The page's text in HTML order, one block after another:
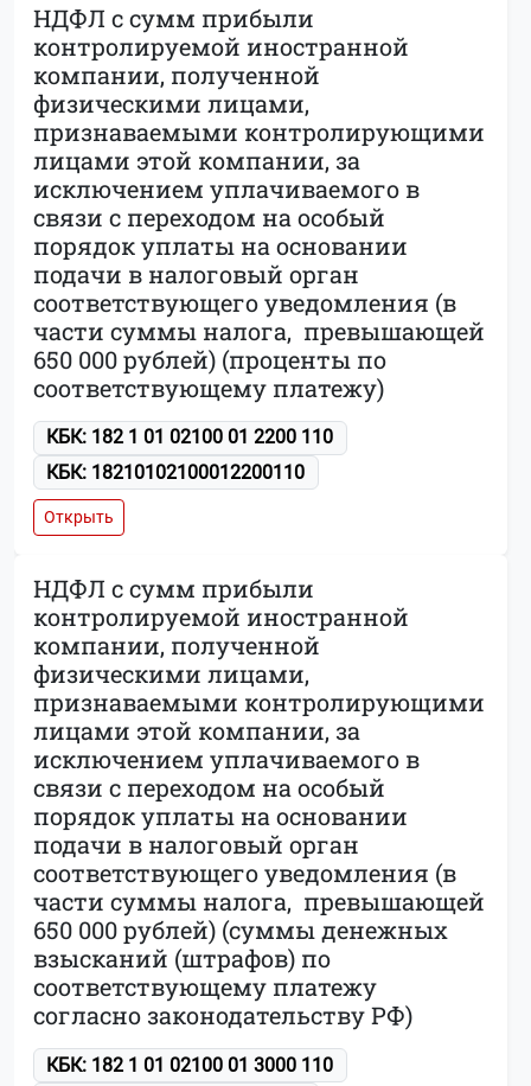
НДФЛ с сумм прибыли
контролируемой иностранной
компании, полученной
физическими лицами,
признаваемыми контролирующими
лицами этой компании, за
исключением уплачиваемого в
связи с переходом на особый
порядок уплаты на основании
подачи в налоговый орган
соответствующего уведомления (в
части суммы налога, превышающей
650 000 рублей) (проценты по
соответствующему платежу)
КБК: 182 1 01 02100 01 2200 110
КБК: 18210102100012200110
Открыть
НДФЛ с сумм прибыли
контролируемой иностранной
компании, полученной
физическими лицами,
признаваемыми контролирующими
лицами этой компании, за
исключением уплачиваемого в
связи с переходом на особый
порядок уплаты на основании
подачи в налоговый орган
соответствующего уведомления (в
части суммы налога, превышающей
650 000 рублей) (суммы денежных
взысканий (штрафов) по
соответствующему платежу
согласно законодательству РФ)
КБК: 182 1 01 02100 01 3000 110